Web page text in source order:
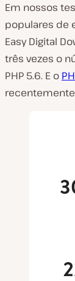
Em nossos
populares de
Easy Digital
três vezes o
PHP 5.6. E o